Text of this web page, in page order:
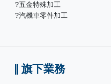
?五金特殊加工
?汽機車零件加工
旗下業務